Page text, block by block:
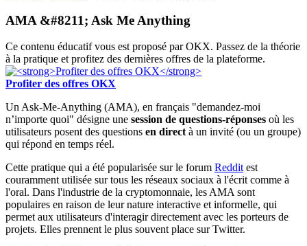
AMA &#8211; Ask Me Anything
Ce contenu éducatif vous est proposé par OKX. Passez de la théorie
à la pratique et profitez des dernières offres de la plateforme.
Profiter des offres OKX
Un Ask-Me-Anything (AMA), en français "demandez-moi
n’importe quoi" désigne une session de questions-réponses où les
utilisateurs posent des questions en directà un invité (ou un groupe)
qui répond en temps réel.
Cette pratique qui a été popularisée sur le forum Redditest
couramment utilisée sur tous les réseaux sociaux à l'écrit comme à
l'oral. Dans l'industrie de la cryptomonnaie, les AMA sont
populaires en raison de leur nature interactive et informelle, qui
permet aux utilisateurs d'interagir directement avec les porteurs de
projets. Elles prennent le plus souvent place sur Twitter.